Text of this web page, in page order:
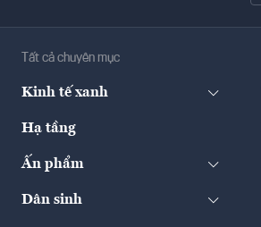
Tất cả chuyên mục
Kinh tế xanh
Hạ tầng
Ấn phẩm
Dân sinh